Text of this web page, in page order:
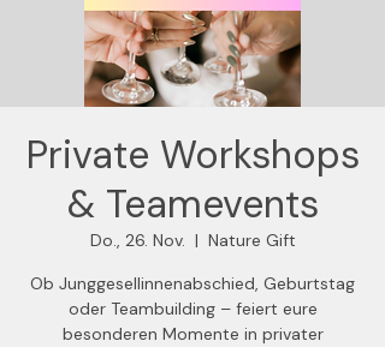
Private Workshops
& Teamevents
Do., 26. Nov.
  |
Nature Gift
Ob Junggesellinnenabschied, Geburtstag
oder Teambuilding – feiert eure
besonderen Momente in privater